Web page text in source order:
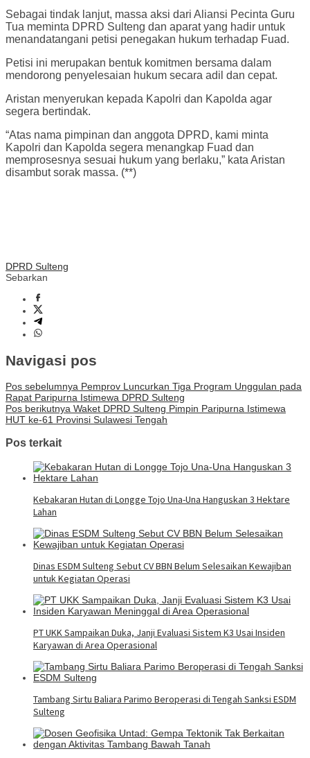
Sebagai tindak lanjut, massa aksi dari Aliansi Pecinta Guru
Tua meminta DPRD Sulteng dan aparat yang hadir untuk
menandatangani petisi penegakan hukum terhadap Fuad.
Petisi ini merupakan bentuk komitmen bersama dalam
mendorong penyelesaian hukum secara adil dan cepat.
Aristan menyerukan kepada Kapolri dan Kapolda agar
segera bertindak.
“Atas nama pimpinan dan anggota DPRD, kami minta
Kapolri dan Kapolda segera menangkap Fuad dan
memprosesnya sesuai hukum yang berlaku,” kata Aristan
disambut sorak massa. (**)
DPRD Sulteng
Sebarkan
Navigasi pos
Pos sebelumnya Pemprov Luncurkan Tiga Program Unggulan pada
Rapat Paripurna Istimewa DPRD Sulteng
Pos berikutnya Waket DPRD Sulteng Pimpin Paripurna Istimewa
HUT ke-61 Provinsi Sulawesi Tengah
Pos terkait
Kebakaran Hutan di Longge Tojo Una-Una Hanguskan 3 Hektare
Lahan
Dinas ESDM Sulteng Sebut CV BBN Belum Selesaikan Kewajiban
untuk Kegiatan Operasi
PT UKK Sampaikan Duka, Janji Evaluasi Sistem K3 Usai Insiden
Karyawan di Area Operasional
Tambang Sirtu Baliara Parimo Beroperasi di Tengah Sanksi ESDM
Sulteng